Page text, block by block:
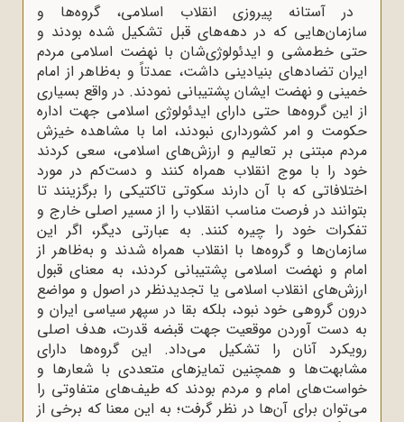
در آستانه پیروزی انقلاب اسلامی، گروه‌ها و
سازمان‌هایی که در دهه‌های قبل تشکیل شده بودند و
حتی خط‌مشی و ایدئولوژی‌شان با نهضت اسلامی مردم
ایران تضادهای بنیادینی داشت، عمدتاً و به‌ظاهر از امام
خمینی و نهضت ایشان پشتیبانی نمودند. در واقع بسیاری
از این گروه‌ها حتی دارای ایدئولوژی اسلامی جهت اداره
حکومت و امر کشورداری نبودند، اما با مشاهده خیزش
مردم مبتنی بر تعالیم و ارزش‌های اسلامی، سعی کردند
خود را با موج انقلاب همراه کنند و دست‌کم در مورد
اختلافاتی که با آن دارند سکوتی تاکتیکی را برگزینند تا
بتوانند در فرصت مناسب انقلاب را از مسیر اصلی خارج و
تفکرات خود را چیره کنند. به عبارتی دیگر، اگر این
سازمان‌ها و گروه‌ها با انقلاب همراه شدند و به‌ظاهر از
امام و نهضت اسلامی پشتیبانی کردند، به معنای قبول
ارزش‌های انقلاب اسلامی یا تجدیدنظر در اصول و مواضع
درون‌ گروهی خود نبود، بلکه بقا در سپهر سیاسی ایران و
به دست آوردن موقعیت جهت قبضه قدرت، هدف اصلی
رویکرد آنان را تشکیل می‌داد. این گروه‌ها دارای
مشابهت‌ها و همچنین تمایزهای متعددی با شعارها و
خواست‌های امام و مردم بودند که طیف‌های متفاوتی را
می‌توان برای آن‌ها در نظر گرفت؛ به این معنا که برخی از